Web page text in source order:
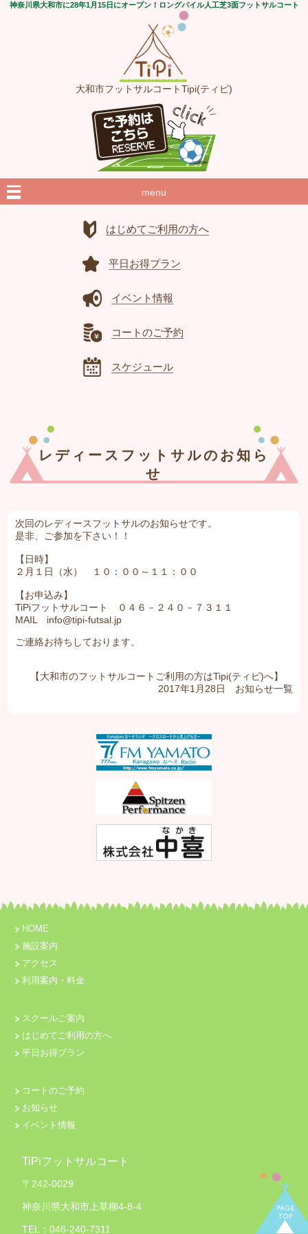
神奈川県大和市に28年1月15日にオープン！ロングパイル人工芝3面フットサルコート
大和市フットサルコートTipi(ティピ)
menu
はじめてご利用の方へ
平日お得プラン
イベント情報
コートのご予約
スケジュール
レディースフットサルのお知ら
せ
次回のレディースフットサルのお知らせです。
是非、ご参加を下さい！！
【日時】
２月１日（水） １０：００～１１：００
【お申込み】
TiPiフットサルコート ０４６－２４０－７３１１
MAIL info@tipi-futsal.jp
ご連絡お待ちしております。
【大和市のフットサルコートご利用の方はTipi(ティピ)へ】
2017年1月28日 お知らせ一覧
HOME
施設案内
アクセス
利用案内・料金
スクールご案内
はじめてご利用の方へ
平日お得プラン
コートのご予約
お知らせ
イベント情報
TiPiフットサルコート
〒242-0029
神奈川県大和市上草柳4-8-4
TEL：046-240-7311